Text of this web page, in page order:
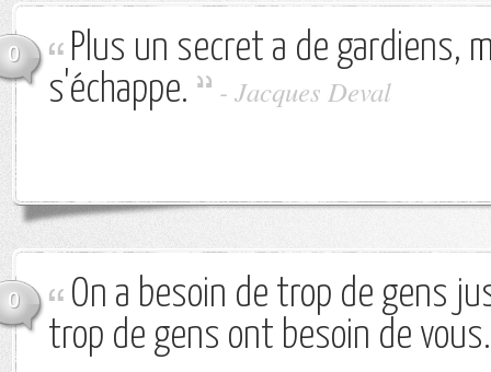
0
Plus un secret a de gardiens,
s'échappe.
- Jacques Deval
0
On a besoin de trop de gens
trop de gens ont besoin de vous.